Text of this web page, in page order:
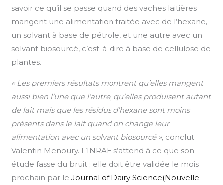
savoir ce qu’il se passe quand des vaches laitières
mangent une alimentation traitée avec de l’hexane,
un solvant à base de pétrole, et une autre avec un
solvant biosourcé, c’est-à-dire à base de cellulose de
plantes.
« Les premiers résultats montrent qu’elles mangent
aussi bien l’une que l’autre, qu’elles produisent autant
de lait mais que les résidus d’hexane sont moins
présents dans le lait quand on change leur
alimentation avec un solvant biosourcé », conclut
Valentin Menoury. L’INRAE s’attend à ce que son
étude fasse du bruit ; elle doit être validée le mois
prochain par leJournal of Dairy Science(Nouvelle